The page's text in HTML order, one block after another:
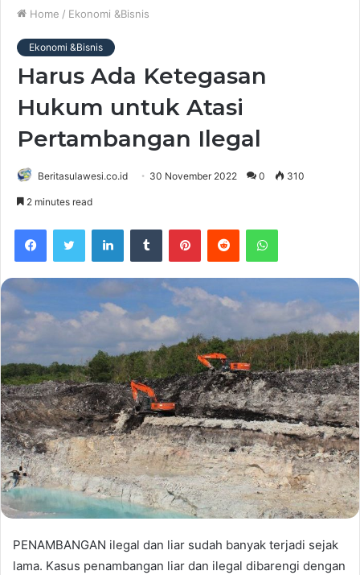
Home / Ekonomi &Bisnis
Ekonomi &Bisnis
Harus Ada Ketegasan
Hukum untuk Atasi
Pertambangan Ilegal
Beritasulawesi.co.id 30 November 2022 0 310
2 minutes read
PENAMBANGAN ilegal dan liar sudah banyak terjadi sejak
lama. Kasus penambangan liar dan ilegal dibarengi dengan